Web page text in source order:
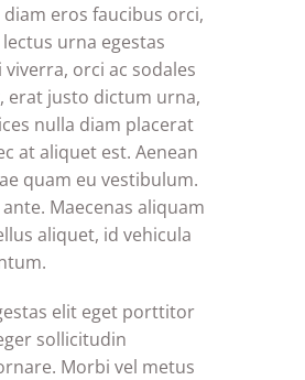
eros faucibus orci,
urna egestas
orci ac sodales
erat justo dictum urna,
nulla diam placerat
at aliquet est. Aenean
quam eu vestibulum.
Maecenas aliquam
aliquet, id vehicula
elit eget porttitor
sollicitudin
Morbi vel metus